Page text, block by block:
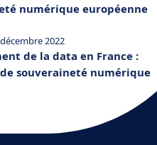
numérique européenne
décembre 2022
de la data en France :
souveraineté numérique